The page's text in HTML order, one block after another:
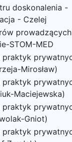
doskonalenia -
- Czelej
prowadzących
STOM-MED
praktyk
Mirosław)
praktyk
Maciejewska)
praktyk
Gniot)
praktyk